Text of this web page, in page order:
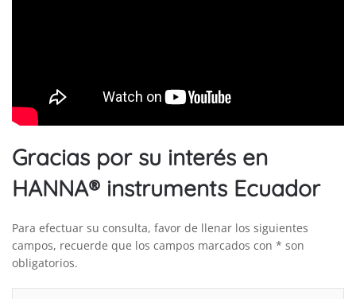
Gracias por su interés en
HANNA® instruments Ecuador
Para efectuar su consulta, favor de llenar los siguientes
campos, recuerde que los campos marcados con * son
obligatorios.